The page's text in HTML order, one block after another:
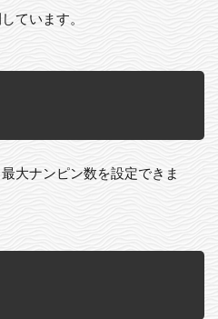
ています。
大ナンピン数を設定できま